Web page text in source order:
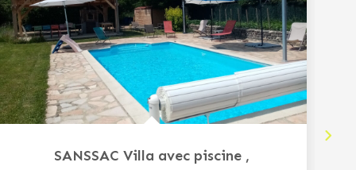
SANSSAC Villa avec piscine ,